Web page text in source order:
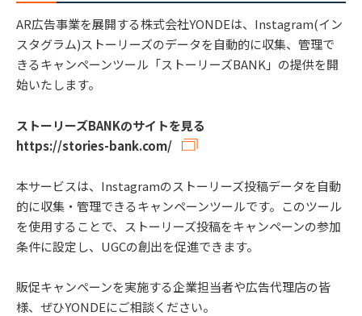
AR広告事業を展開する株式会社YONDEは、Instagram(イン
スタグラム)ストーリーズのデータを自動的に収集、管理で
きるキャンペーンツール「ストーリーズBANK」の提供を開
始いたします。
ストーリーズBANKのサイトを見る
https://stories-bank.com/
本サービスは、Instagramのストーリーズ投稿データを自動
的に収集・管理できるキャンペーンツールです。このツール
を使用することで、ストーリーズ投稿をキャンペーンの参加
条件に設定し、UGCの創出を促進できます。
販促キャンペーンを実施する企業担当者や広告代理店の皆
様、ぜひYONDEにご相談ください。